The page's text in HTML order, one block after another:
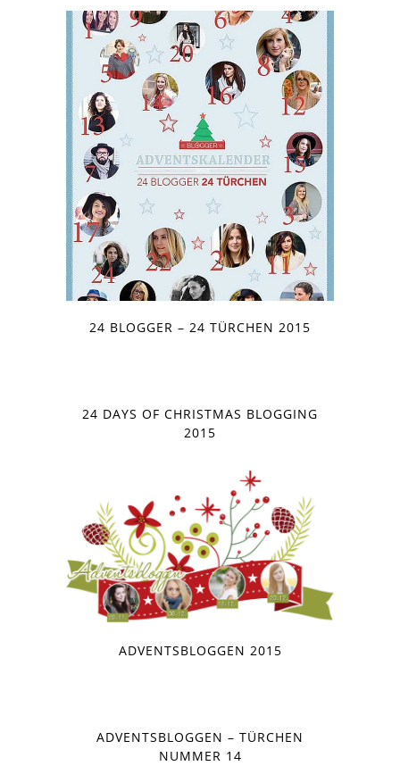
24 BLOGGER – 24 TÜRCHEN 2015
24 DAYS OF CHRISTMAS BLOGGING
2015
ADVENTSBLOGGEN 2015
ADVENTSBLOGGEN – TÜRCHEN
NUMMER 14